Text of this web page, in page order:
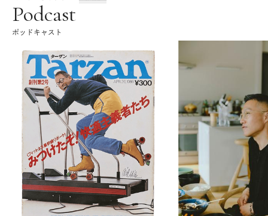
Podcast
ポッドキャスト